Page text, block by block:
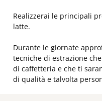
Realizzerai le principali
latte.
Durante le giornate
tecniche di estrazione
di caffetteria e che ti
di qualità e talvolta